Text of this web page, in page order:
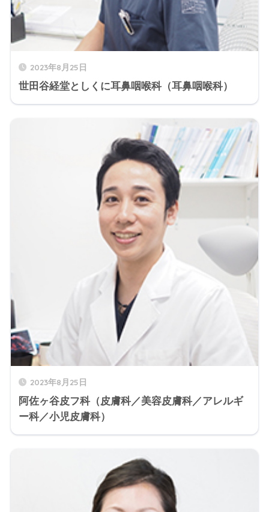
2023年8月25日
世田谷経堂としくに耳鼻咽喉科（耳鼻咽喉科）
2023年8月25日
阿佐ヶ谷皮フ科（皮膚科／美容皮膚科／アレルギ
ー科／小児皮膚科）